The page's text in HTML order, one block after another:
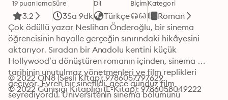
19 puanlama
3.2
Süre
3Sa 9dk
Dil
Türkçe
BiçimKategori
Roman
Çok ödüllü yazar Neslihan Önderoğlu, bir sinema
öğrencisinin hayalle gerçeğin sınırındaki hikâyesini
aktarıyor. Sıradan bir Anadolu kentini küçük
Hollywood’a dönüştüren romanın içinden, sinema
tarihinin unutulmaz yönetmenleri ve film replikleri
geçiyor. Evren bir sinefildi, gece gündüz film
seyrediyordu. Üniversitenin sinema bölümünü
© 2022 ON8 (Sesli Kitap): 9786057797629
© 2022 Günışığı Kitaplığı (E-Kitap): 9786058049222